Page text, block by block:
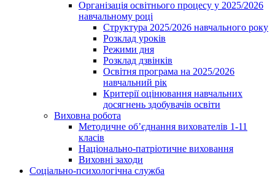
Організація освітнього процесу у 2025/2026
навчальному році
Структура 2025/2026 навчального року
Розклад уроків
Режими дня
Розклад дзвінків
Освітня програма на 2025/2026
навчальний рік
Критерії оцінювання навчальних
досягнень здобувачів освіти
Виховна робота
Методичне об’єднання вихователів 1-11
класів
Національно-патріотичне виховання
Виховні заходи
Соціально-психологічна служба